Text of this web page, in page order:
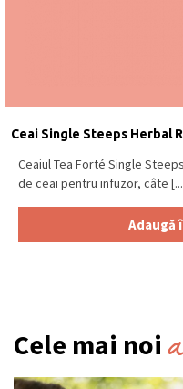
Ceai Single Steeps Herbal
Ceaiul Tea Forté Single
de ceai pentru infuzor, câte
Adaugă
Cele mai noi